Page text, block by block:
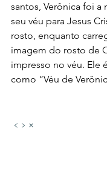
santos, Verônica foi a
seu véu para Jesus
rosto, enquanto
imagem do rosto de
impresso no véu. Ele
como “Véu de
‹ › ×